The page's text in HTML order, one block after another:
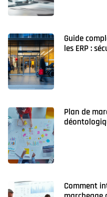
Guide
les ERP :
Plan de
Comment